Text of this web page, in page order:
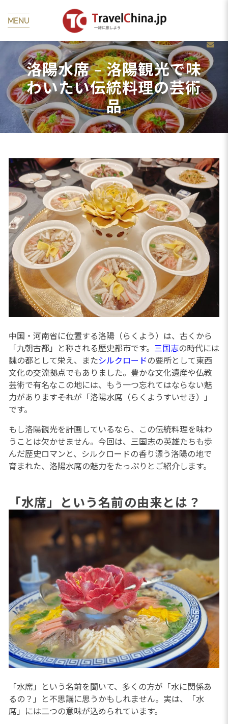
MENU
洛陽水席 – 洛陽観光で味
わいたい伝統料理の芸術
品
中国・河南省に位置する洛陽（らくよう）は、古くから
「九朝古都」と称される歴史都市です。 三国志の時代には
魏の都として栄え、またシルクロードの要所として東西
文化の交流拠点でもありました。豊かな文化遺産や仏教
芸術で有名なこの地には、もう一つ忘れてはならない魅
力があります――それが「洛陽水席（らくようすいせき）」
です。
もし洛陽観光を計画しているなら、この伝統料理を味わ
うことは欠かせません。今回は、三国志の英雄たちも歩
んだ歴史ロマンと、シルクロードの香り漂う洛陽の地で
育まれた、洛陽水席の魅力をたっぷりとご紹介します。
「水席」という名前の由来とは？
「水席」という名前を聞いて、多くの方が「水に関係あ
るの？」と不思議に思うかもしれません。実は、「水
席」には二つの意味が込められています。